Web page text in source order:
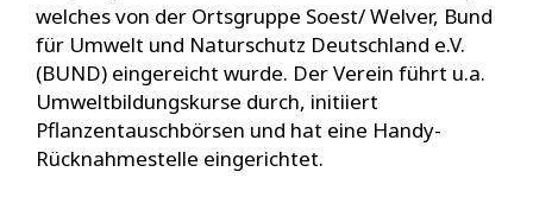
welches von der Ortsgruppe Soest/ Welver, Bund
für Umwelt und Naturschutz Deutschland e.V.
(BUND) eingereicht wurde. Der Verein führt u.a.
Umweltbildungskurse durch, initiiert
Pflanzentauschbörsen und hat eine Handy-
Rücknahmestelle eingerichtet.